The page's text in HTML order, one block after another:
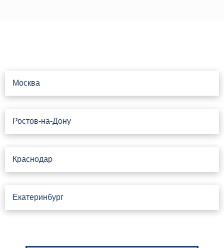
Москва
Ростов-на-Дону
Краснодар
Екатеринбург